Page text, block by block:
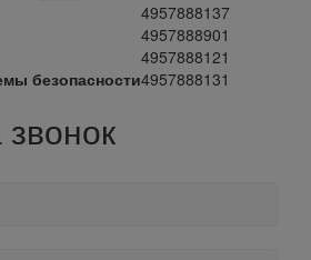
4957888137
4957888901
4957888121
безопасности4957888131